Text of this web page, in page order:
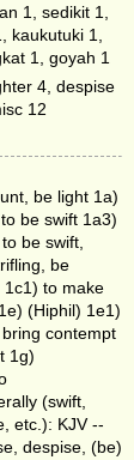
1, sedikit 1,
kaukutuki 1,
1, goyah 1
4, despise
12
be light 1a)
be swift 1a3)
be swift,
be
1c1) to make
(Hiphil) 1e1)
contempt
1g)
(swift,
etc.): KJV --
despise, (be)